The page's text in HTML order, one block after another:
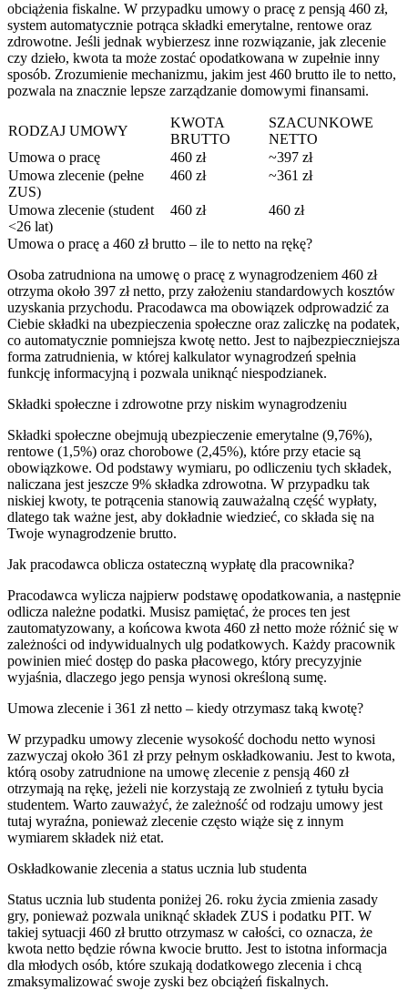
obciążenia fiskalne. W przypadku umowy o pracę z pensją 460 zł,
system automatycznie potrąca składki emerytalne, rentowe oraz
zdrowotne. Jeśli jednak wybierzesz inne rozwiązanie, jak zlecenie
czy dzieło, kwota ta może zostać opodatkowana w zupełnie inny
sposób. Zrozumienie mechanizmu, jakim jest 460 brutto ile to netto,
pozwala na znacznie lepsze zarządzanie domowymi finansami.
RODZAJ UMOWY
KWOTA
BRUTTO
SZACUNKOWE
NETTO
Umowa o pracę
460 zł
~397 zł
Umowa zlecenie (pełne
ZUS)
460 zł ~361 zł
Umowa zlecenie (student
<26 lat)
460 zł 460 zł
Umowa o pracę a 460 zł brutto – ile to netto na rękę?
Osoba zatrudniona na umowę o pracę z wynagrodzeniem 460 zł
otrzyma około 397 zł netto, przy założeniu standardowych kosztów
uzyskania przychodu. Pracodawca ma obowiązek odprowadzić za
Ciebie składki na ubezpieczenia społeczne oraz zaliczkę na podatek,
co automatycznie pomniejsza kwotę netto. Jest to najbezpieczniejsza
forma zatrudnienia, w której kalkulator wynagrodzeń spełnia
funkcję informacyjną i pozwala uniknąć niespodzianek.
Składki społeczne i zdrowotne przy niskim wynagrodzeniu
Składki społeczne obejmują ubezpieczenie emerytalne (9,76%),
rentowe (1,5%) oraz chorobowe (2,45%), które przy etacie są
obowiązkowe. Od podstawy wymiaru, po odliczeniu tych składek,
naliczana jest jeszcze 9% składka zdrowotna. W przypadku tak
niskiej kwoty, te potrącenia stanowią zauważalną część wypłaty,
dlatego tak ważne jest, aby dokładnie wiedzieć, co składa się na
Twoje wynagrodzenie brutto.
Jak pracodawca oblicza ostateczną wypłatę dla pracownika?
Pracodawca wylicza najpierw podstawę opodatkowania, a następnie
odlicza należne podatki. Musisz pamiętać, że proces ten jest
zautomatyzowany, a końcowa kwota 460 zł netto może różnić się w
zależności od indywidualnych ulg podatkowych. Każdy pracownik
powinien mieć dostęp do paska płacowego, który precyzyjnie
wyjaśnia, dlaczego jego pensja wynosi określoną sumę.
Umowa zlecenie i 361 zł netto – kiedy otrzymasz taką kwotę?
W przypadku umowy zlecenie wysokość dochodu netto wynosi
zazwyczaj około 361 zł przy pełnym oskładkowaniu. Jest to kwota,
którą osoby zatrudnione na umowę zlecenie z pensją 460 zł
otrzymają na rękę, jeżeli nie korzystają ze zwolnień z tytułu bycia
studentem. Warto zauważyć, że zależność od rodzaju umowy jest
tutaj wyraźna, ponieważ zlecenie często wiąże się z innym
wymiarem składek niż etat.
Oskładkowanie zlecenia a status ucznia lub studenta
Status ucznia lub studenta poniżej 26. roku życia zmienia zasady
gry, ponieważ pozwala uniknąć składek ZUS i podatku PIT. W
takiej sytuacji 460 zł brutto otrzymasz w całości, co oznacza, że
kwota netto będzie równa kwocie brutto. Jest to istotna informacja
dla młodych osób, które szukają dodatkowego zlecenia i chcą
zmaksymalizować swoje zyski bez obciążeń fiskalnych.